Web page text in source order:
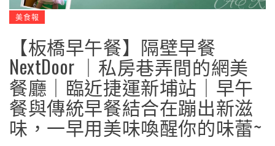
美食報
【板橋早午餐】隔壁早餐
NextDoor ｜私房巷弄間的網美
餐廳｜臨近捷運新埔站｜早午
餐與傳統早餐結合在蹦出新滋
味，一早用美味喚醒你的味蕾~